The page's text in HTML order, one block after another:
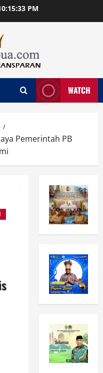
PM
WATCH
Pemerintah PB